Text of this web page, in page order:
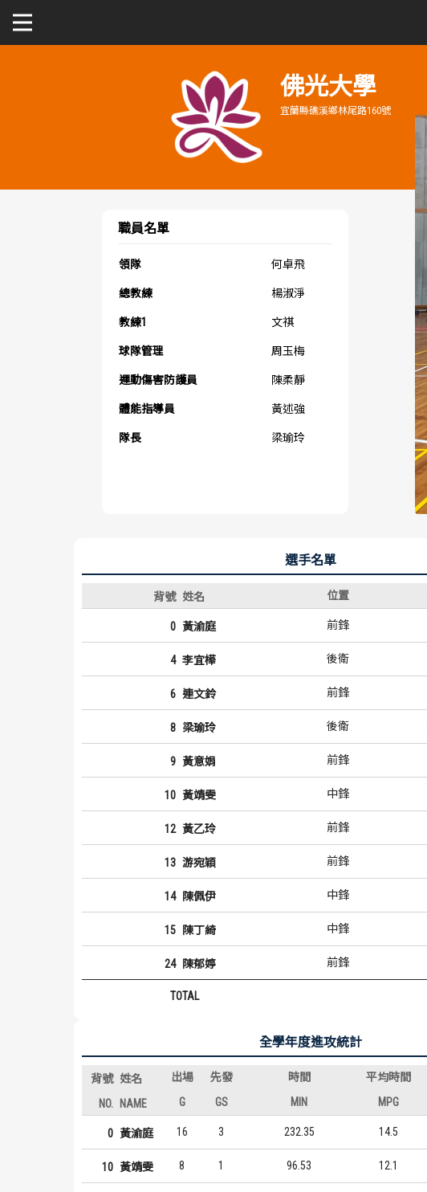
佛光大學
宜蘭縣礁溪鄉林尾路160號
職員名單
領隊 何卓飛
總教練 楊淑淨
教練1 文祺
球隊管理 周玉梅
運動傷害防護員 陳柔靜
體能指導員 黃述強
隊長 梁瑜玲
選手名單
背號 姓名 位置
0 黃渝庭 前鋒
4 李宜樺 後衛
6 連文鈴 前鋒
8 梁瑜玲 後衛
9 黃意娟 前鋒
10 黃靖雯 中鋒
12 黃乙玲 前鋒
13 游宛穎 前鋒
14 陳佩伊 中鋒
15 陳丁綺 中鋒
24 陳郁婷 前鋒
TOTAL
全學年度進攻統計
背號 姓名 出場 先發 時間 平均時間
NO. NAME G GS MIN MPG
0 黃渝庭 16 3 232.35 14.5
10 黃靖雯 8 1 96.53 12.1